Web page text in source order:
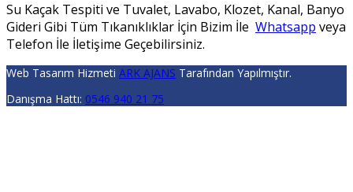
Su Kaçak Tespiti ve Tuvalet, Lavabo, Klozet, Kanal, Banyo
Gideri Gibi Tüm Tıkanıklıklar İçin Bizim İle Whatsapp veya
Telefon İle İletişime Geçebilirsiniz.
Web Tasarım Hizmeti ARK AJANS Tarafından Yapılmıştır.
Danışma Hattı: 0546 940 21 75